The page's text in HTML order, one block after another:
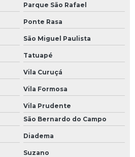
Parque São Rafael
Ponte Rasa
São Miguel Paulista
Tatuapé
Vila Curuçá
Vila Formosa
Vila Prudente
São Bernardo do Campo
Diadema
Suzano